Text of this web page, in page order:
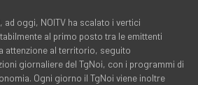
ad oggi, NOITV ha scalato i vertici
al primo posto tra le emittenti
attenzione al territorio, seguito
giornaliere del TgNoi, con i programmi di
Ogni giorno il TgNoi viene inoltre